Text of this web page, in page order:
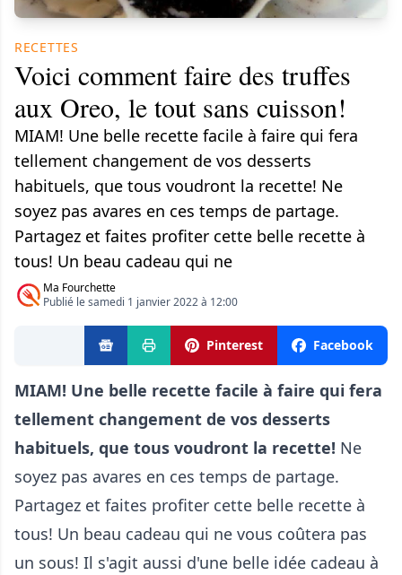
RECETTES
Voici comment faire des truffes
aux Oreo, le tout sans cuisson!
MIAM! Une belle recette facile à faire qui fera
tellement changement de vos desserts
habituels, que tous voudront la recette! Ne
soyez pas avares en ces temps de partage.
Partagez et faites profiter cette belle recette à
tous! Un beau cadeau qui ne
Ma Fourchette
Publié le samedi 1 janvier 2022 à 12:00
Pinterest Facebook
MIAM! Une belle recette facile à faire qui fera
tellement changement de vos desserts
habituels, que tous voudront la recette! Ne
soyez pas avares en ces temps de partage.
Partagez et faites profiter cette belle recette à
tous! Un beau cadeau qui ne vous coûtera pas
un sous! Il s'agit aussi d'une belle idée cadeau à